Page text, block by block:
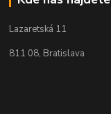
Lazaretská 11
811 08, Bratislava